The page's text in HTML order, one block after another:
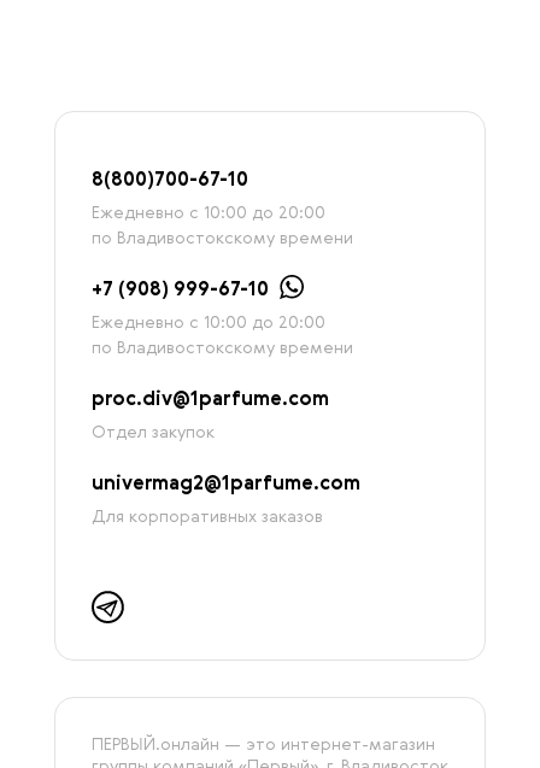
8(800)700-67-10
Ежедневно с 10:00 до 20:00
по Владивостокскому времени
+7 (908) 999-67-10
Ежедневно с 10:00 до 20:00
по Владивостокскому времени
proc.div@1parfume.com
Отдел закупок
univermag2@1parfume.com
Для корпоративных заказов
ПЕРВЫЙ.онлайн — это интернет-магазин